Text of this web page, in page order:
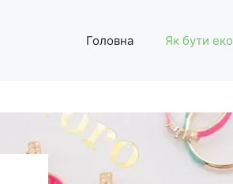
Головна Як бути еко